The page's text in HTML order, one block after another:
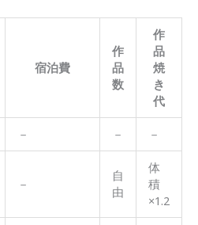
宿泊費
作
品
数
作
品
焼
き
代
－ － －
－
自
由
体
積
×1.2